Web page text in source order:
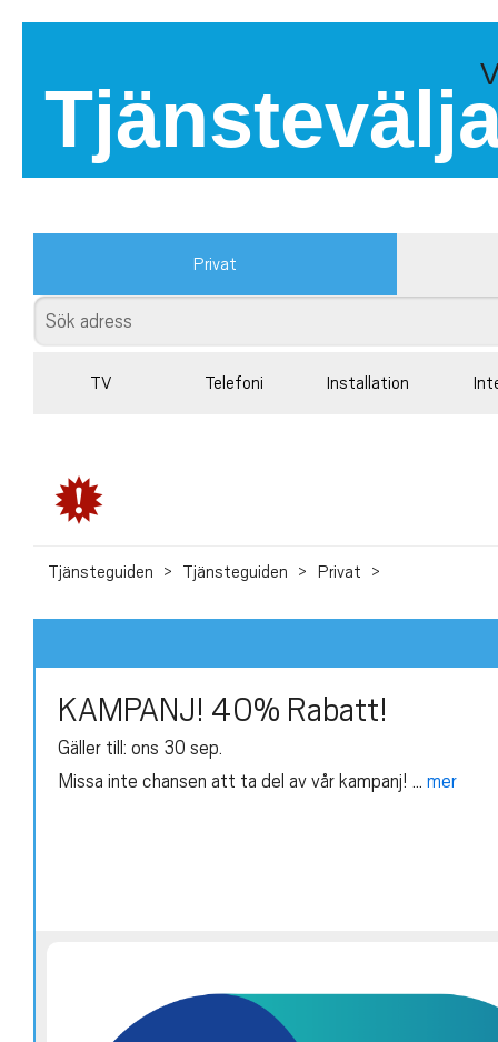
Privat
TV Telefoni Installation
Tjänsteguiden Tjänsteguiden Privat
KAMPANJ! 40% Rabatt!
Gäller till: ons 30 sep.
Missa inte chansen att ta del av vår kampanj! ... mer